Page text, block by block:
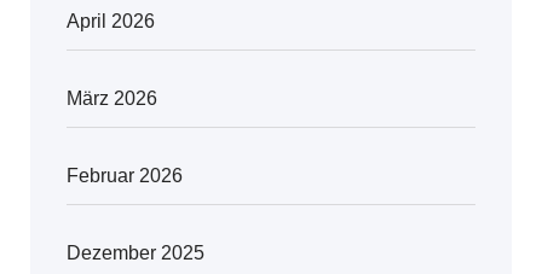
April 2026
März 2026
Februar 2026
Dezember 2025